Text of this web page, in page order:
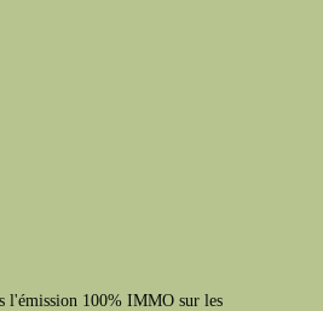
l'émission 100% IMMO sur les